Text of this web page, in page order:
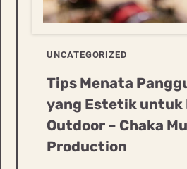
UNCATEGORIZED
Tips Menata
yang Estetik untuk
Outdoor – Chaka
Production